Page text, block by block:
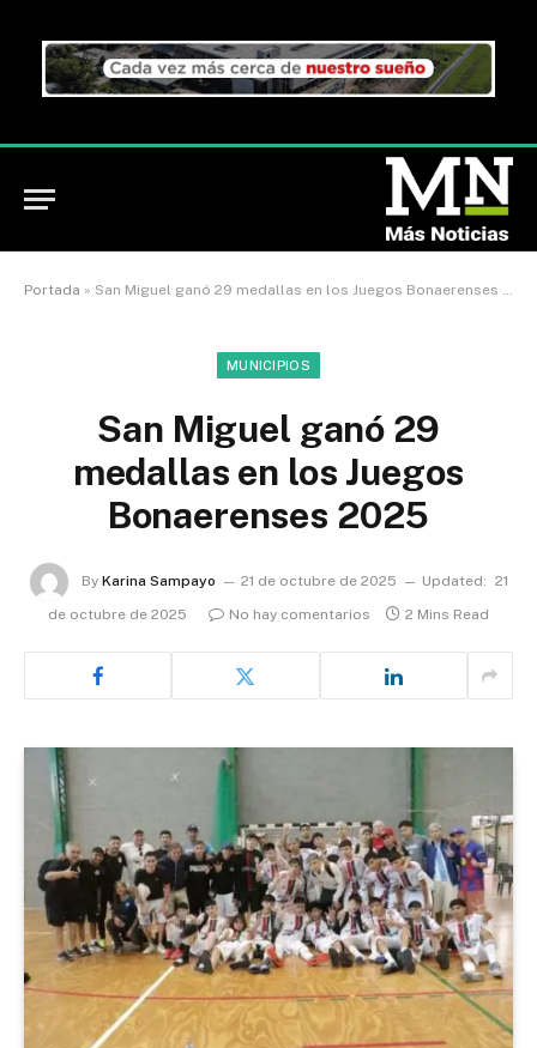
Portada » San Miguel ganó 29 medallas en los Juegos Bonaerenses 2025
MUNICIPIOS
San Miguel ganó 29
medallas en los Juegos
Bonaerenses 2025
By Karina Sampayo 21 de octubre de 2025 Updated: 21
de octubre de 2025
No hay comentarios 2 Mins Read